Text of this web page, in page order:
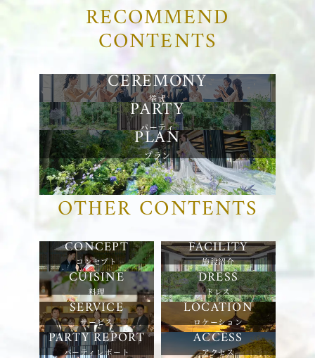
RECOMMEND
CONTENTS
挙式
パーティ
プラン
OTHER CONTENTS
コンセプト 施設紹介
料理 ドレス
サービス ロケーション
パーティレポート アクセス